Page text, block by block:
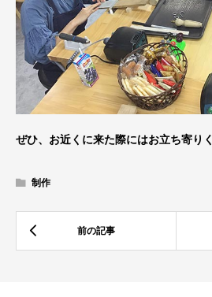
ぜひ、お近くに来た際にはお立ち寄り
制作